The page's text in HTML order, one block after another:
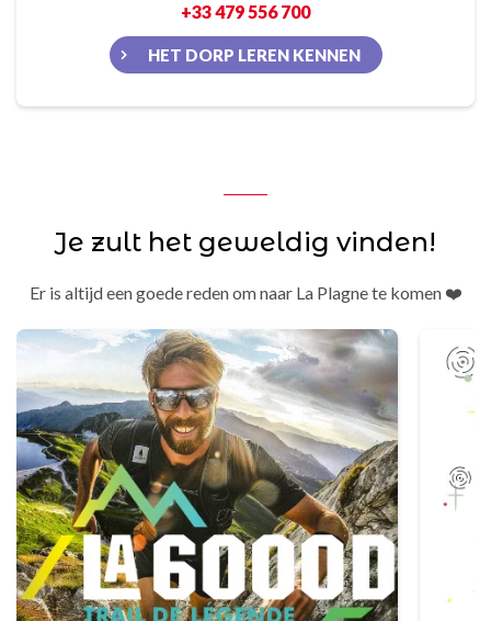
+33 479 556 700
HET DORP LEREN KENNEN
Je zult het geweldig vinden!
Er is altijd een goede reden om naar La Plagne te komen ❤️